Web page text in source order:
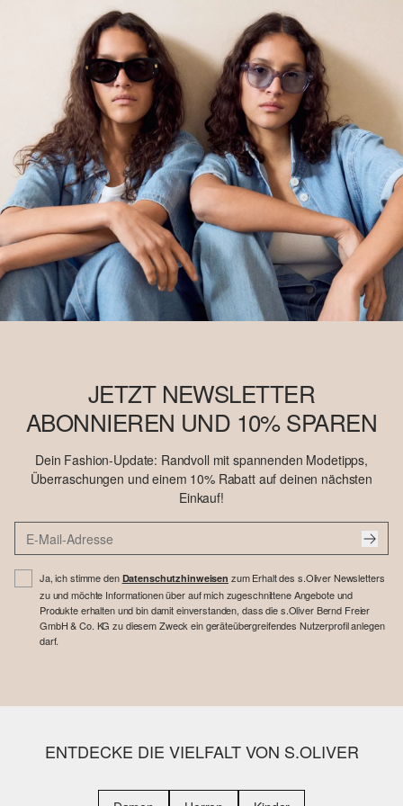
JETZT NEWSLETTER
ABONNIEREN UND 10% SPAREN
Dein Fashion-Update: Randvoll mit spannenden Modetipps,
Überraschungen und einem 10% Rabatt auf deinen nächsten
Einkauf!
Ja, ich stimme den Datenschutzhinweisen zum Erhalt des s.Oliver Newsletters
zu und möchte Informationen über auf mich zugeschnittene Angebote und
Produkte erhalten und bin damit einverstanden, dass die s.Oliver Bernd Freier
GmbH & Co. KG zu diesem Zweck ein geräteübergreifendes Nutzerprofil anlegen
darf.
ENTDECKE DIE VIELFALT VON S.OLIVER